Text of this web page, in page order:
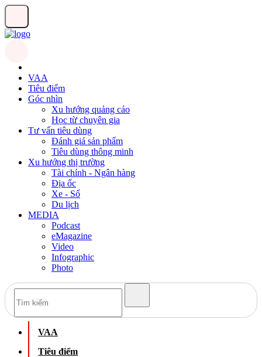
VAA
Tiêu điểm
Góc nhìn
Xu hướng quảng cáo
Học từ chuyên gia
Tư vấn tiêu dùng
Đánh giá sản phẩm
Tiêu dùng thông minh
Xu hướng thị trường
Tài chính - Ngân hàng
Địa ốc
Xe - Số
Du lịch
MEDIA
Podcast
eMagazine
Video
Infographic
Photo
VAA
Tiêu điểm